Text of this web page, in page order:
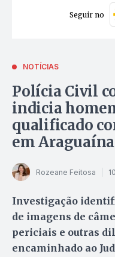
Seguir no
NOTÍCIAS
Polícia Civil
indicia
qualificado
em Araguaína
Rozeane Feitosa
Investigação
de imagens de
periciais e outras
encaminhado ao